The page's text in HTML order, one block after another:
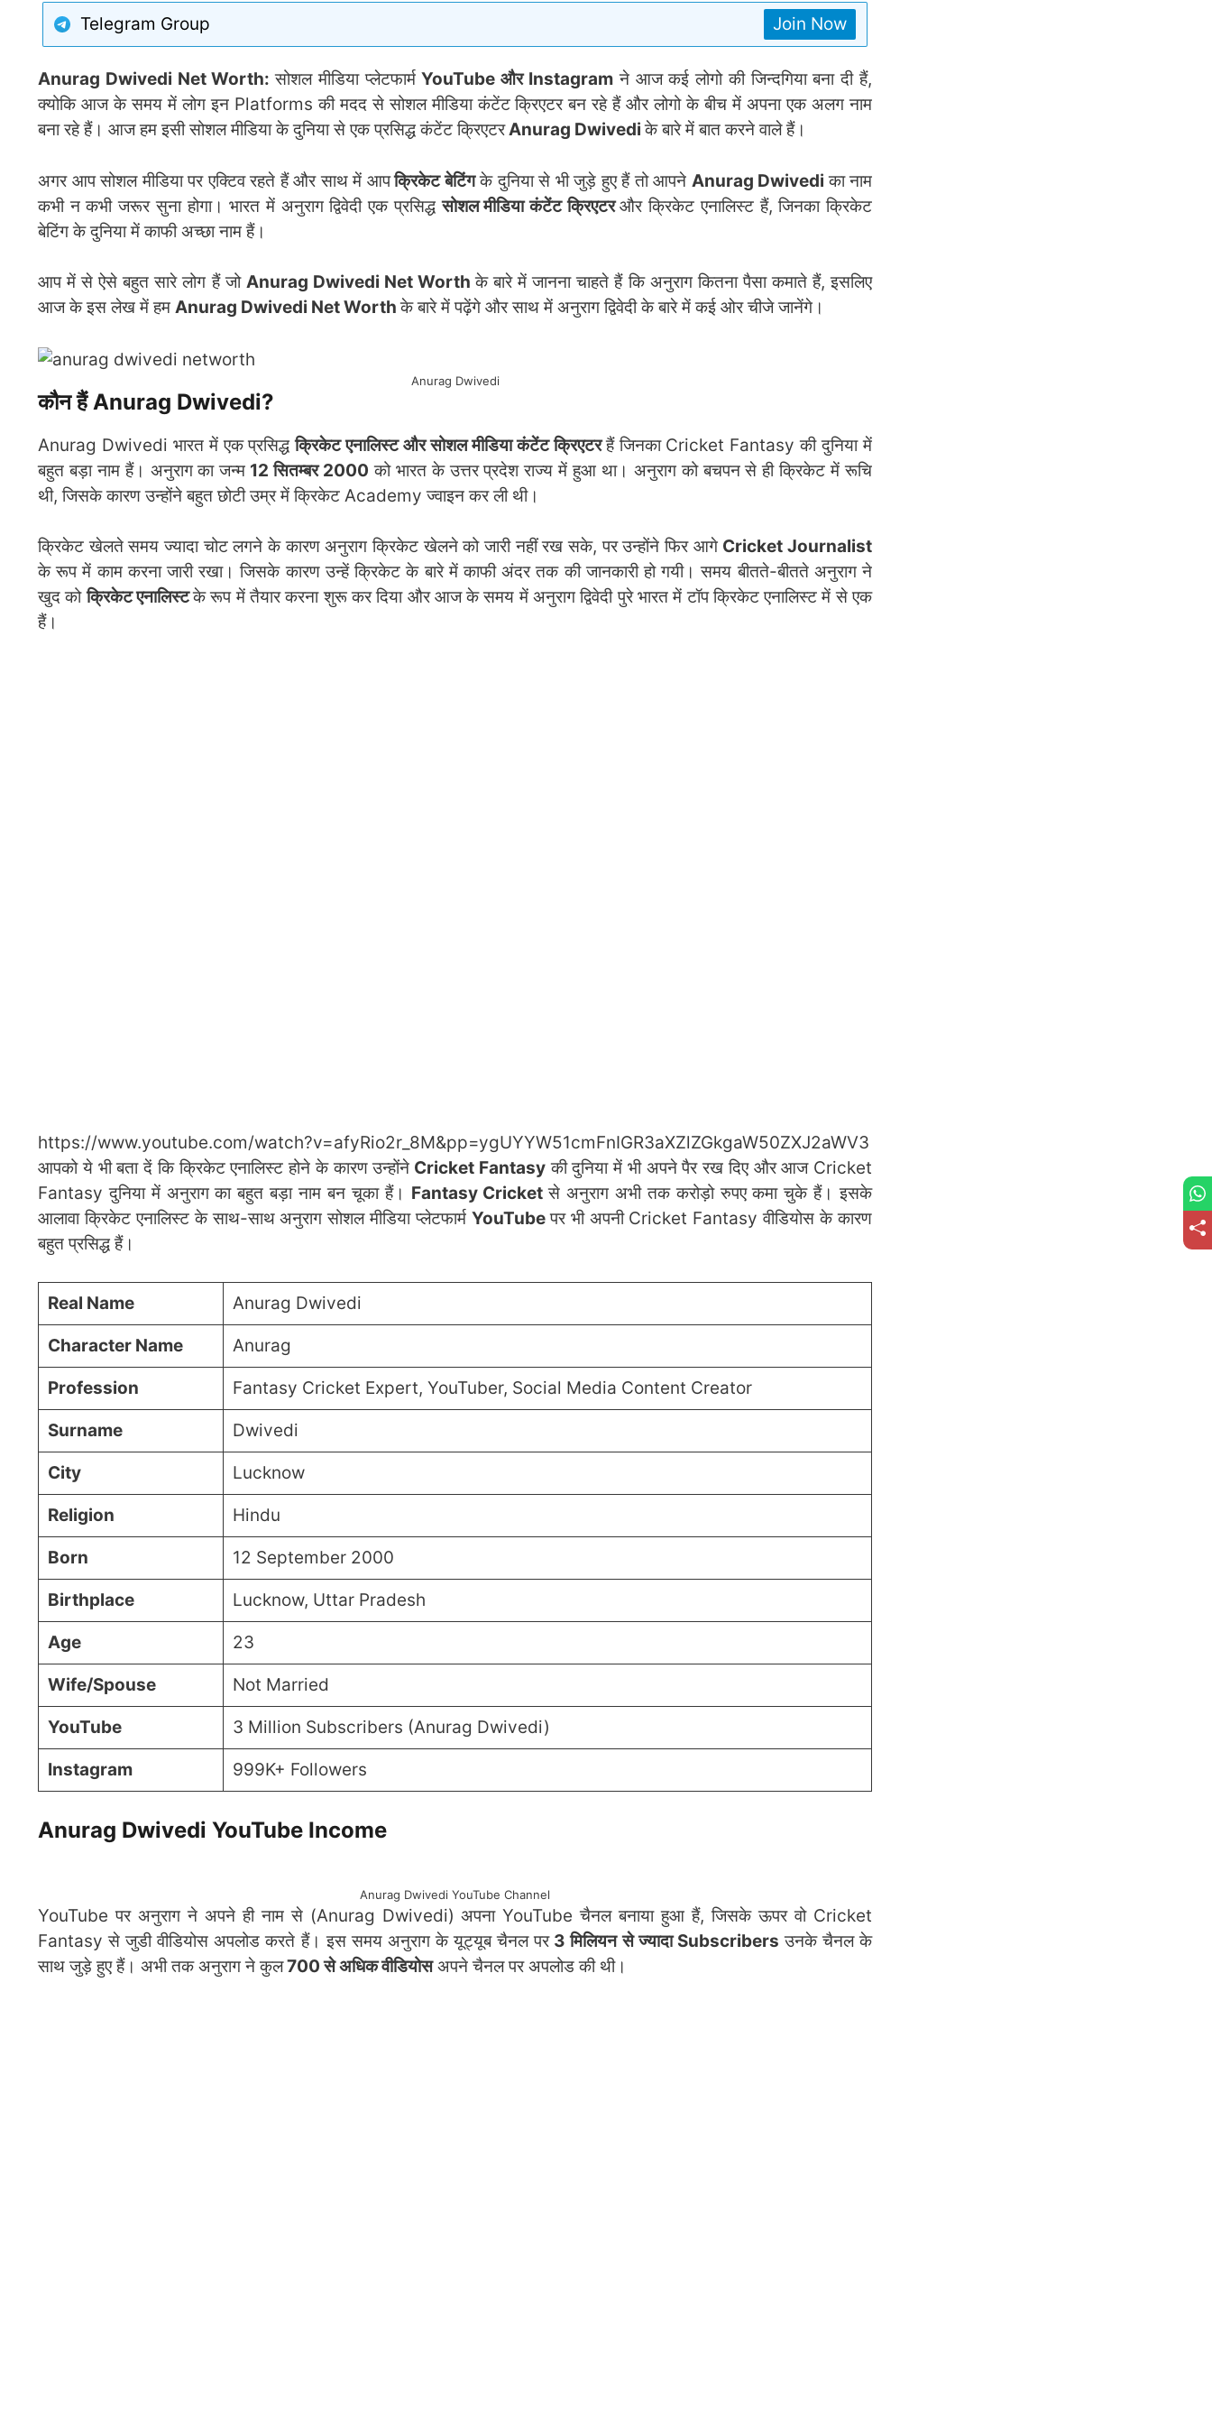
Telegram Group Join Now
Anurag Dwivedi Net Worth:सोशल मीडिया प्लेटफार्मYouTube और Instagram ने आज कई लोगो की जिन्दगिया बना दी हैं,
क्योकि आज के समय में लोग इन Platforms की मदद से सोशल मीडिया कंटेंट क्रिएटर बन रहे हैं और लोगो के बीच में अपना एक अलग नाम
बना रहे हैं। आज हम इसी सोशल मीडिया के दुनिया से एक प्रसिद्ध कंटेंट क्रिएटरAnurag Dwivediके बारे में बात करने वाले हैं।
अगर आप सोशल मीडिया पर एक्टिव रहते हैं और साथ में आपक्रिकेट बेटिंगके दुनिया से भी जुड़े हुए हैं तो आपने Anurag Dwivediका नाम
कभी न कभी जरूर सुना होगा। भारत में अनुराग द्विवेदी एक प्रसिद्धसोशल मीडिया कंटेंट क्रिएटरऔर क्रिकेट एनालिस्ट हैं, जिनका क्रिकेट
बेटिंग के दुनिया में काफी अच्छा नाम हैं।
आप में से ऐसे बहुत सारे लोग हैं जो Anurag Dwivedi Net Worthके बारे में जानना चाहते हैं कि अनुराग कितना पैसा कमाते हैं, इसलिए
आज के इस लेख में हम Anurag Dwivedi Net Worthके बारे में पढ़ेंगे और साथ में अनुराग द्विवेदी के बारे में कई ओर चीजे जानेंगे।
Anurag Dwivedi
कौन हैं Anurag Dwivedi?
Anurag Dwivedi भारत में एक प्रसिद्धक्रिकेट एनालिस्ट और सोशल मीडिया कंटेंट क्रिएटरहैं जिनका Cricket Fantasy की दुनिया में
बहुत बड़ा नाम हैं। अनुराग का जन्म 12 सितम्बर 2000 को भारत के उत्तर प्रदेश राज्य में हुआ था। अनुराग को बचपन से ही क्रिकेट में रूचि
थी, जिसके कारण उन्होंने बहुत छोटी उम्र में क्रिकेट Academy ज्वाइन कर ली थी।
क्रिकेट खेलते समय ज्यादा चोट लगने के कारण अनुराग क्रिकेट खेलने को जारी नहीं रख सके, पर उन्होंने फिर आगे Cricket Journalist
के रूप में काम करना जारी रखा। जिसके कारण उन्हें क्रिकेट के बारे में काफी अंदर तक की जानकारी हो गयी। समय बीतते-बीतते अनुराग ने
खुद कोक्रिकेट एनालिस्टके रूप में तैयार करना शुरू कर दिया और आज के समय में अनुराग द्विवेदी पुरे भारत में टॉप क्रिकेट एनालिस्ट में से एक
हैं।
https://www.youtube.com/watch?v=afyRio2r_8M&pp=ygUYYW51cmFnIGR3aXZlZGkgaW50ZXJ2aWV3
आपको ये भी बता दें कि क्रिकेट एनालिस्ट होने के कारण उन्होंने Cricket Fantasyकी दुनिया में भी अपने पैर रख दिए और आज Cricket
Fantasy दुनिया में अनुराग का बहुत बड़ा नाम बन चूका हैं। Fantasy Cricketसे अनुराग अभी तक करोड़ो रुपए कमा चुके हैं। इसके
आलावा क्रिकेट एनालिस्ट के साथ-साथ अनुराग सोशल मीडिया प्लेटफार्म YouTubeपर भी अपनी Cricket Fantasy वीडियोस के कारण
बहुत प्रसिद्ध हैं।
Real Name Anurag Dwivedi
Character Name Anurag
Profession Fantasy Cricket Expert, YouTuber, Social Media Content Creator
Surname Dwivedi
City Lucknow
Religion Hindu
Born 12 September 2000
Birthplace Lucknow, Uttar Pradesh
Age 23
Wife/Spouse Not Married
YouTube 3 Million Subscribers (Anurag Dwivedi)
Instagram 999K+ Followers
Anurag Dwivedi YouTube Income
Anurag Dwivedi YouTube Channel
YouTube पर अनुराग ने अपने ही नाम से (Anurag Dwivedi) अपना YouTube चैनल बनाया हुआ हैं, जिसके ऊपर वो Cricket
Fantasy से जुडी वीडियोस अपलोड करते हैं। इस समय अनुराग के यूट्यूब चैनल पर3 मिलियन से ज्यादा Subscribers उनके चैनल के
साथ जुड़े हुए हैं। अभी तक अनुराग ने कुल700 से अधिक वीडियोसअपने चैनल पर अपलोड की थी।